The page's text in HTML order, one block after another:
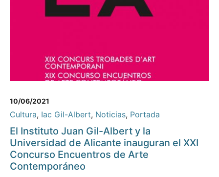
10/06/2021
Cultura, Iac Gil-Albert, Noticias, Portada
El Instituto Juan Gil-Albert y la
Universidad de Alicante inauguran el XXI
Concurso Encuentros de Arte
Contemporáneo